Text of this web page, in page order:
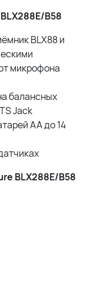
B58
BLX88 и
микрофона
балансных
Jack
АА до 14
BLX288E/B58